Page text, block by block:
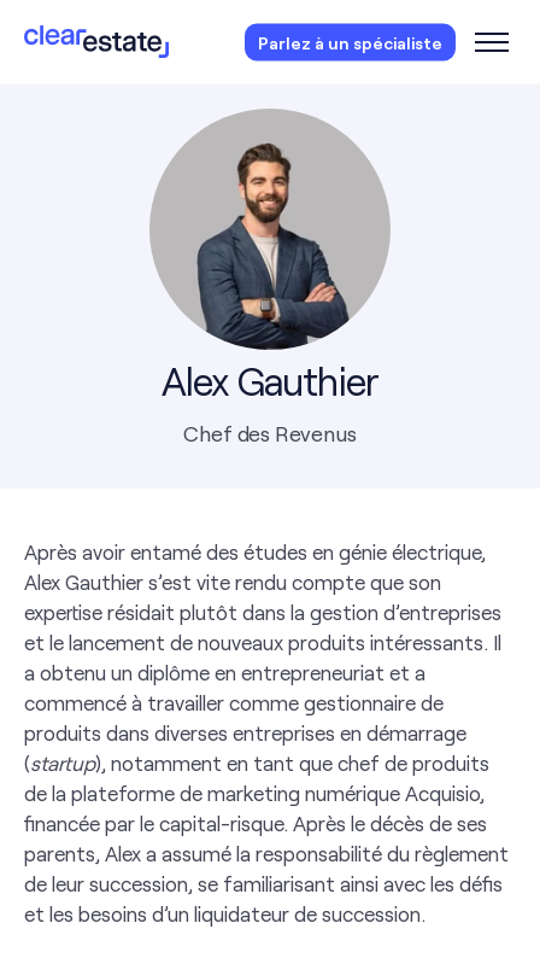
Parlez à un spécialiste
Des questions?Réservez votre consultation
Alex Gauthier
Chef des Revenus
Après avoir entamé des études en génie électrique,
Alex Gauthier s’est vite rendu compte que son
expertise résidait plutôt dans la gestion d’entreprises
et le lancement de nouveaux produits intéressants. Il
a obtenu un diplôme en entrepreneuriat et a
commencé à travailler comme gestionnaire de
produits dans diverses entreprises en démarrage
(startup), notamment en tant que chef de produits
de la plateforme de marketing numérique Acquisio,
financée par le capital-risque. Après le décès de ses
parents, Alex a assumé la responsabilité du règlement
de leur succession, se familiarisant ainsi avec les défis
et les besoins d’un liquidateur de succession.